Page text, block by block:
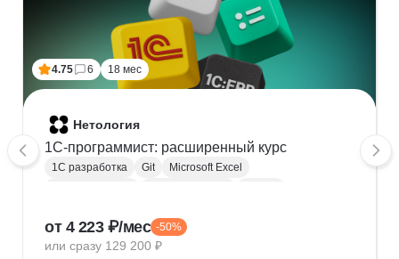
4.75 6 18 мес
Нетология
1C-программист: расширенный курс
1С разработка Git
Microsoft Excel
Конфигурирование 1С
от 4 223 ₽/мес -50%
или сразу 129 200 ₽